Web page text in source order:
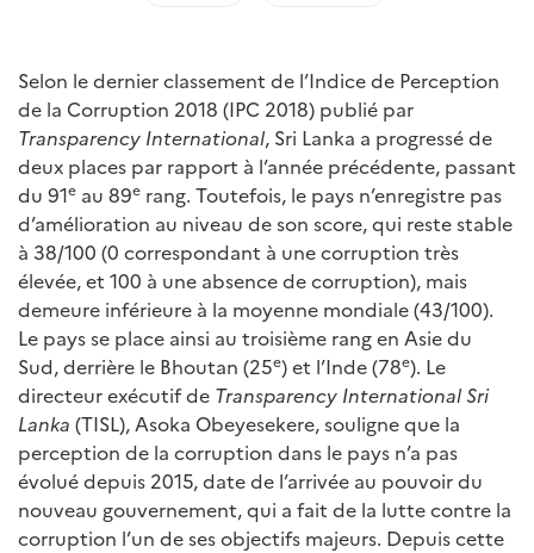
Selon le dernier classement de l’Indice de Perception
de la Corruption 2018 (IPC 2018) publié par
Transparency International, Sri Lanka a progressé de
deux places par rapport à l’année précédente, passant
du 91e au 89e rang. Toutefois, le pays n’enregistre pas
d’amélioration au niveau de son score, qui reste stable
à 38/100 (0 correspondant à une corruption très
élevée, et 100 à une absence de corruption), mais
demeure inférieure à la moyenne mondiale (43/100).
Le pays se place ainsi au troisième rang en Asie du
Sud, derrière le Bhoutan (25e) et l’Inde (78e). Le
directeur exécutif de Transparency International Sri
Lanka (TISL), Asoka Obeyesekere, souligne que la
perception de la corruption dans le pays n’a pas
évolué depuis 2015, date de l’arrivée au pouvoir du
nouveau gouvernement, qui a fait de la lutte contre la
corruption l’un de ses objectifs majeurs. Depuis cette